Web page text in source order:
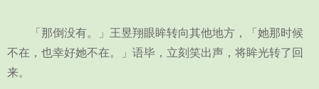
「那倒没有。」王昱翔眼眸转向其他地方，「她那时候
不在，也幸好她不在。」语毕，立刻笑出声，将眸光转了回
来。